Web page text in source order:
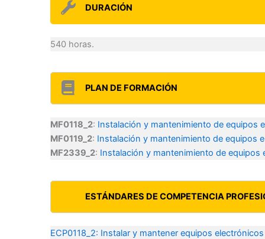
DURACIÓN
540 horas.
PLAN DE FORMACIÓN
MF0118_2: Instalación y mantenimiento de equipos
MF0119_2: Instalación y mantenimiento de equipos
MF2339_2: Instalación y mantenimiento de equipos
ESTÁNDARES DE COMPETENCIA
ECP0118_2: Instalar y mantener equipos